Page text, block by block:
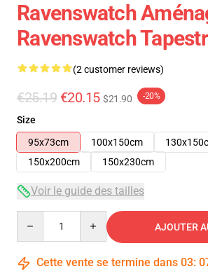
Ravenswatch
Ravenswatch
(2 customer reviews)
€25.19 €20.15 $21.90 -20%
Size
95x73cm
100x150cm
150x200cm
150x230cm
Voir le guide des tailles
AJOUTER
Cette vente se termine dans 03: